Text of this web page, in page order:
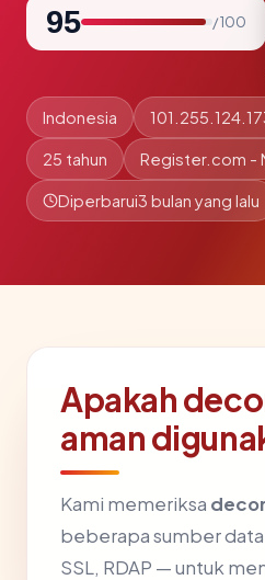
95 / 100
Indonesia
25 tahun Register.com -
Diperbarui3 bulan yang lalu
Apakah
aman
Kami memeriksa
beberapa sumber
SSL, RDAP — untuk